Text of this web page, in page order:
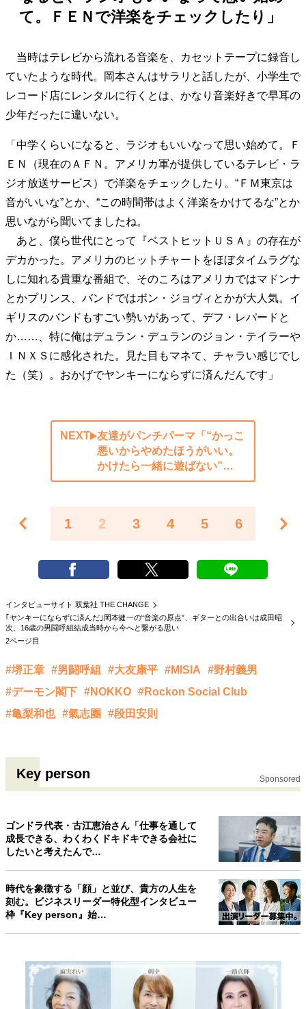
重圧との向き合い方 一流のルーティン
20代の現在地
10代・20代の土台
ライフスタイル・生き方
40代からの景色 50代のリアル
美しさの哲学
パートナーとの歩み方
熱狂できるもの
一生モノの愛用品
私を彩るエッセンス
60代のネクストステージ
70代のグランドデザイン
社会・カルチャー・マネー
地域とつながる/お金との付き合い方
て。ＦＥＮで洋楽をチェックしたり」
当時はテレビから流れる音楽を、カセットテープに録音し
ていたような時代。岡本さんはサラリと話したが、小学生で
レコード店にレンタルに行くとは、かなり音楽好きで早耳の
少年だったに違いない。
「中学くらいになると、ラジオもいいなって思い始めて。Ｆ
ＥＮ（現在のＡＦＮ。アメリカ軍が提供しているテレビ・ラ
ジオ放送サービス）で洋楽をチェックしたり。“ＦＭ東京は
音がいいな”とか、“この時間帯はよく洋楽をかけてるな”とか
思いながら聞いてましたね。
あと、僕ら世代にとって『ベストヒットＵＳＡ』の存在が
デカかった。アメリカのヒットチャートをほぼタイムラグな
しに知れる貴重な番組で、そのころはアメリカではマドンナ
とかプリンス、バンドではボン・ジョヴィとかが大人気。イ
ギリスのバンドもすごい勢いがあって、デフ・レパードと
か……、特に俺はデュラン・デュランのジョン・テイラーや
ＩＮＸＳに感化された。見た目もマネて、チャラい感じでし
た（笑）。おかげでヤンキーにならずに済んだんです」
NEXT
友達がパンチパーマ「“かっこ
悪いからやめたほうがいい。
かけたら一緒に遊ばない”…
1 2 3 4 5 6
インタビューサイト 双葉社 THE CHANGE
｢ヤンキーにならずに済んだ｣岡本健一の“音楽の原点”、ギターとの出合いは成田昭
次、16歳の男闘呼組結成当時から今へと繋がる思い
2ページ目
#堺正章 #男闘呼組 #大友康平 #MISIA
#野村義男
#デーモン閣下 #NOKKO #Rockon Social Club
#亀梨和也 #氣志團 #段田安則
Key person Sponsored
ゴンドラ代表・古江恵治さん「仕事を通して
成長できる、わくわくドキドキできる会社に
したいと考えたんで…
時代を象徴する「顔」と並び、貴方の人生を
刻む。ビジネスリーダー特化型インタビュー
枠『Key person』始…